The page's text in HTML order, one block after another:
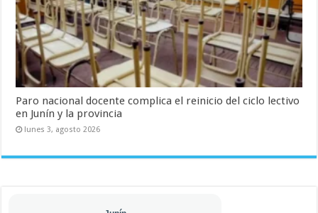
Paro nacional docente complica el reinicio del ciclo lectivo
en Junín y la provincia
lunes 3, agosto 2026